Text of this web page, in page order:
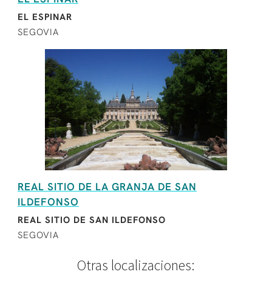
EL ESPINAR
SEGOVIA
REAL SITIO DE LA GRANJA DE SAN
ILDEFONSO
REAL SITIO DE SAN ILDEFONSO
SEGOVIA
Otras localizaciones: